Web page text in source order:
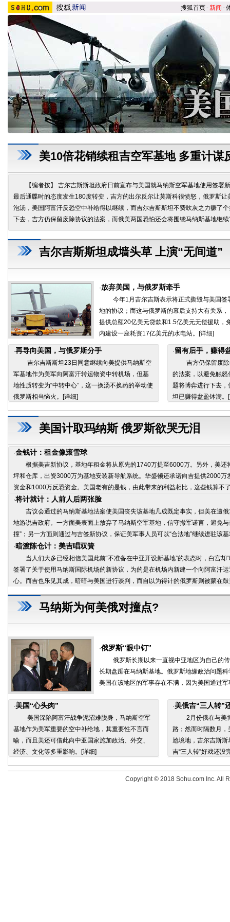
搜狐首页-新闻 -
美10倍花销续租吉空军基地 多重计谋
【编者按】 吉尔吉斯斯坦政府日前宣布与美国就马纳斯空军基地使用签署
最后通牒时的态度发生180度转变，吉方的出尔反尔让莫斯科很愤怒，俄罗斯
泡汤，美国阿富汗反恐空中补给得以继续，而吉尔吉斯斯坦不费吹灰之力赚了
下去，吉方仍保留废除协议的法案，而俄美两国恐怕还会将围绕马纳斯基地继续
吉尔吉斯斯坦成墙头草 上演“无间道”
·放弃美国，与俄罗斯牵手
今年1月吉尔吉斯表示将正式撕毁与美国签
地的协议；而这与俄罗斯的幕后支持大有关系
提供总额20亿美元贷款和1.5亿美元无偿援助，
内建设一座耗资17亿美元的水电站。[详细]
·再导向美国，与俄罗斯分手
吉尔吉斯斯坦23日同意继续向美提供马纳斯空
军基地作为美军向阿富汗转运物资中转机场，但基
地性质转变为“中转中心”，这一换汤不换药的举动使
俄罗斯相当恼火。[详细]
·留有后手，赚得
吉方仍保留废除
的法案，以避免触
题将博弈进行下去
坦已赚得盆盈钵满。[
美国计取玛纳斯 俄罗斯欲哭无泪
·金钱计：租金像滚雪球
根据美吉新协议，基地年租金将从原先的1740万提至6000万。另外，美还
坪和仓库，出资3000万为基地安装新导航系统。华盛顿还承诺向吉提供2000
资金和1000万反恐资金。美国老有的是钱，由此带来的利益相比，这些钱算不
·将计就计：人前人后两张脸
吉议会通过的马纳斯基地法案使美国丧失该基地几成既定事实，但美在遭俄
地游说吉政府。一方面美表面上放弃了马纳斯空军基地，信守撤军诺言，避免
撞”；另一方面则通过与吉签新协议，保证美军事人员可以“合法地”继续进驻该
·暗渡陈仓计：美吉唱双簧
当人们大多已经相信美国此前“不准备在中亚开设新基地”的表态时，白宫却“
签署了关于使用马纳斯国际机场的新协议，为的是在机场内新建一个向阿富汗
心。而吉也乐见其成，暗暗与美国进行谈判，而自以为得计的俄罗斯则被蒙在
马纳斯为何美俄对撞点?
·俄罗斯“眼中钉”
俄罗斯长期以来一直视中亚地区为自己的传
长期盘踞在马纳斯基地。俄罗斯地缘政治问题
美国在该地区的军事存在不满，因为美国通过
·美国“心头肉”
美国深陷阿富汗战争泥沼难脱身，马纳斯空军
基地作为美军重要的空中补给地，其重要性不言而
喻，而且美还可借此向中亚国家施加政治、外交、
经济、文化等多重影响。[详细]
·美俄吉“三人转”
2月份俄在与美博
路；然而时隔数月
尬境地，吉尔吉斯
吉“三人转”好戏还没
Copyright © 2018 Sohu.com Inc. All